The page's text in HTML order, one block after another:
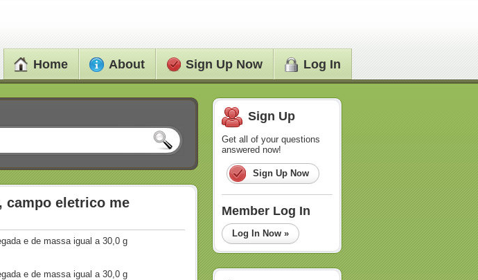
Home About Sign Up Now Log In
campo eletrico me
e de massa igual a 30,0 g
e de massa igual a 30,0 g
Sign Up
Get all of your questions
answered now!
Sign Up Now
Member Log In
Log In Now »